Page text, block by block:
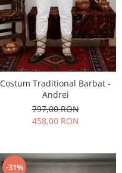
Costum Traditional Barbat -
Andrei
797,00 RON
458,00 RON
-31%